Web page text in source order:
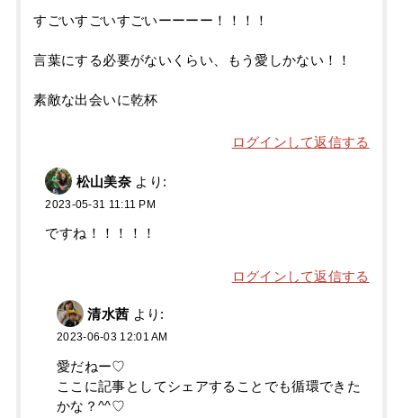
すごいすごいすごいーーーー！！！！
言葉にする必要がないくらい、もう愛しかない！！
素敵な出会いに乾杯
ログインして返信する
松山美奈 より:
2023-05-31 11:11 PM
ですね！！！！！
ログインして返信する
清水茜 より:
2023-06-03 12:01 AM
愛だねー♡
ここに記事としてシェアすることでも循環できた
かな？^^♡